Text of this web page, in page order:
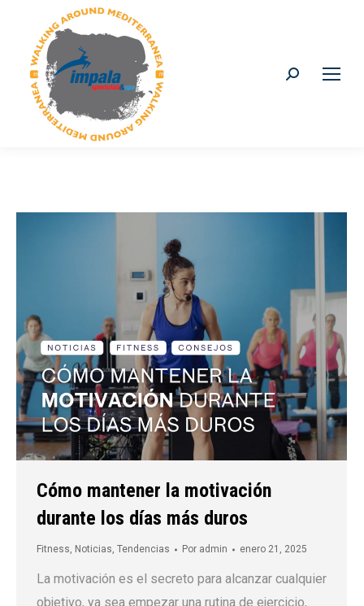
Buscar:
Cómo mantener la motivación
durante los días más duros
Fitness, Noticias, Tendencias Por admin enero 21, 2025
La motivación es el secreto para alcanzar cualquier
objetivo, ya sea empezar una rutina de ejercicio,